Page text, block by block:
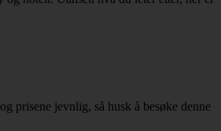
prisene jevnlig, så husk å besøke denne